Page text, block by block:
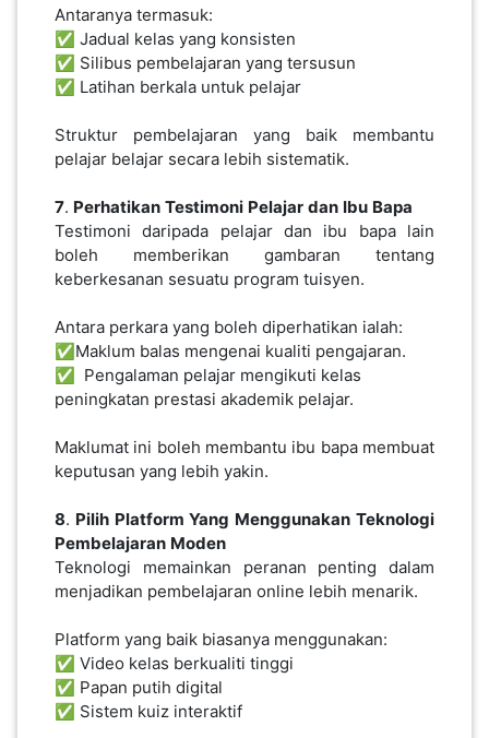
Antaranya termasuk:
✅ Jadual kelas yang konsisten
✅ Silibus pembelajaran yang tersusun
✅ Latihan berkala untuk pelajar
Struktur pembelajaran yang baik membantu
pelajar belajar secara lebih sistematik.
7. Perhatikan Testimoni Pelajar dan Ibu Bapa
Testimoni daripada pelajar dan ibu bapa lain
boleh memberikan gambaran tentang
keberkesanan sesuatu program tuisyen.
Antara perkara yang boleh diperhatikan ialah:
✅Maklum balas mengenai kualiti pengajaran.
✅ Pengalaman pelajar mengikuti kelas
peningkatan prestasi akademik pelajar.
Maklumat ini boleh membantu ibu bapa membuat
keputusan yang lebih yakin.
8. Pilih Platform Yang Menggunakan Teknologi
Pembelajaran Moden
Teknologi memainkan peranan penting dalam
menjadikan pembelajaran online lebih menarik.
Platform yang baik biasanya menggunakan:
✅ Video kelas berkualiti tinggi
✅ Papan putih digital
✅ Sistem kuiz interaktif